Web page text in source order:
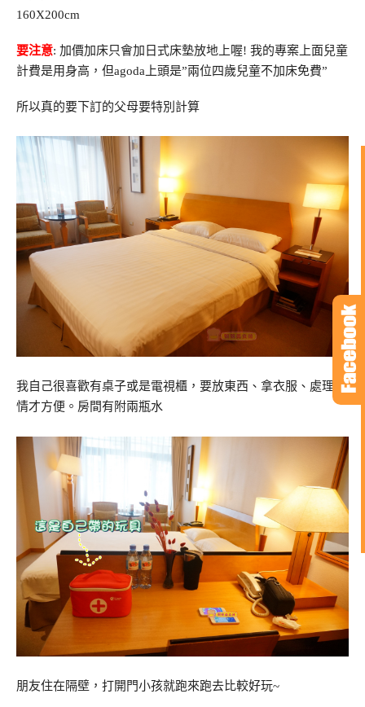
160X200cm
要注意: 加價加床只會加日式床墊放地上喔! 我的專案上面兒童
計費是用身高，但agoda上頭是”兩位四歲兒童不加床免費”
所以真的要下訂的父母要特別計算
我自己很喜歡有桌子或是電視櫃，要放東西、拿衣服、處理事
情才方便。房間有附兩瓶水
朋友住在隔壁，打開門小孩就跑來跑去比較好玩~